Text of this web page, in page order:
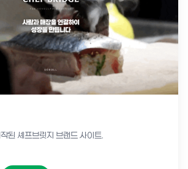
된 셰프브릿지 브랜드 사이트.